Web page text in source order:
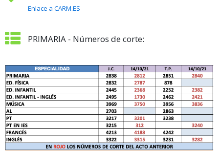
Enlace a CARM.ES
PRIMARIA - Números de corte: